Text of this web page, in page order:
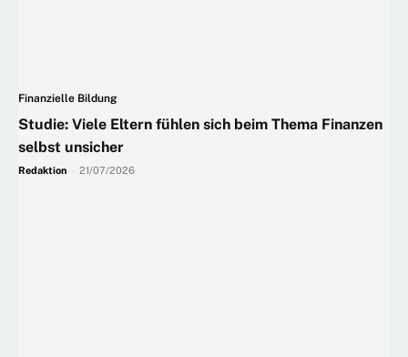
Finanzielle Bildung
Studie: Viele Eltern fühlen sich beim Thema Finanzen
selbst unsicher
Redaktion 21/07/2026